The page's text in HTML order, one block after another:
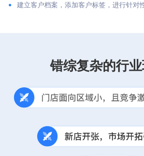
建立客户档案，添加客户标签，进行针对
错综复杂的行